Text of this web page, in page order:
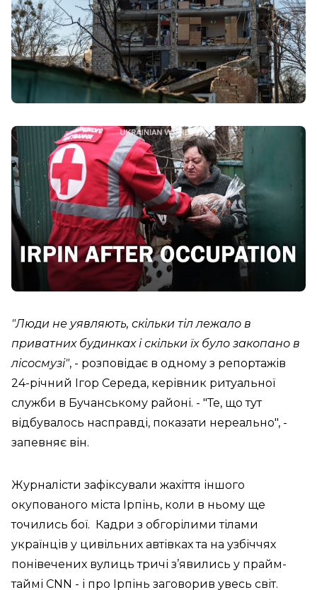
"Люди не уявляють, скільки тіл лежало в
приватних будинках і скільки їх було закопано в
лісосмузі", - розповідає в одному з репортажів
24-річний Ігор Середа, керівник ритуальної
служби в Бучанському районі. - "Те, що тут
відбувалось насправді, показати нереально", -
запевняє він.
Журналісти зафіксували жахіття іншого
окупованого міста Ірпінь, коли в ньому ще
точились бої. Кадри з обгорілими тілами
українців у цивільних автівках та на узбіччях
понівечених вулиць тричі з’явились у прайм-
таймі CNN - і про Ірпінь заговорив увесь світ.